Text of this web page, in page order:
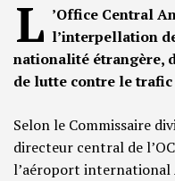
L ’Office Central
l’interpellation
nationalité étrangère,
de lutte contre le
Selon le Commissaire
directeur central de
l’aéroport international